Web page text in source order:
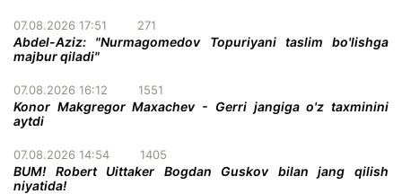
07.08.2026 17:51 271
Abdel-Aziz: "Nurmagomedov Topuriyani taslim bo'lishga
majbur qiladi"
07.08.2026 16:12 1551
Konor Makgregor Maxachev - Gerri jangiga o'z taxminini
aytdi
07.08.2026 14:54 1405
BUM! Robert Uittaker Bogdan Guskov bilan jang qilish
niyatida!